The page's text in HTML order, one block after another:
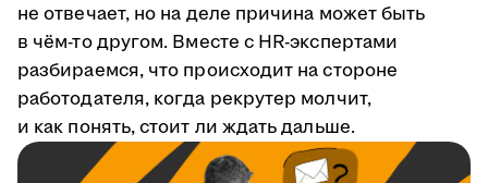
не отвечает, но на деле причина может быть
в чём-то другом. Вместе с HR-экспертами
разбираемся, что происходит на стороне
работодателя, когда рекрутер молчит,
и как понять, стоит ли ждать дальше.